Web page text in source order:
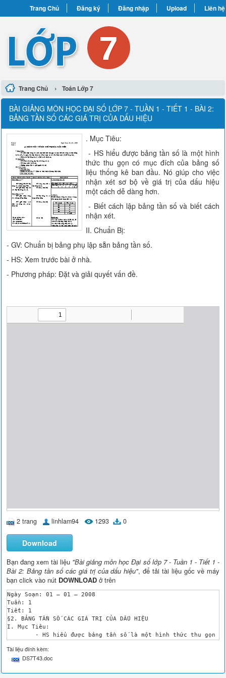
Trang Chủ Đăng ký Đăng nhập Upload Liên hệ
Trang Chủ › Toán Lớp 7
BÀI GIẢNG MÔN HỌC ĐẠI SỐ LỚP 7 - TUẦN 1 - TIẾT 1 - BÀI 2:
BẢNG TẦN SỐ CÁC GIÁ TRỊ CỦA DẤU HIỆU
. Mục Tiêu:
- HS hiểu được bảng tần số là một hình
thức thu gọn có mục đích của bảng số
liệu thống kê ban đầu. Nó giúp cho việc
nhận xét sơ bộ về giá trị của dấu hiệu
một cách dễ dàng hơn.
- Biết cách lập bảng tần số và biết cách
nhận xét.
II. Chuẩn Bị:
- GV: Chuẩn bị bảng phụ lập sẵn bảng tần số.
- HS: Xem trước bài ở nhà.
- Phương pháp: Đặt và giải quyết vấn đề.
2 trang linhlam94 1293 0
Download
Bạn đang xem tài liệu "Bài giảng môn học Đại số lớp 7 - Tuần 1 - Tiết 1 -
Bài 2: Bảng tần số các giá trị của dấu hiệu", để tải tài liệu gốc về máy
bạn click vào nút DOWNLOAD ở trên
Ngày Soạn: 01 – 01 – 2008
Tuần: 1
Tiết: 1
§2. BẢNG TẦN SỐ CÁC GIÁ TRỊ CỦA DẤU HIỆU
I. Mục Tiêu:
	- Biết cách lập bảng tần số và biết cách nhận xét.
II. Chuẩn Bị:
- GV: Chuẩn bị bảng phụ lập sẵn bảng tần số.
- Phương pháp: Đặt và giải quyết vấn đề.
Tài liệu đính kèm:
DS7T43.doc